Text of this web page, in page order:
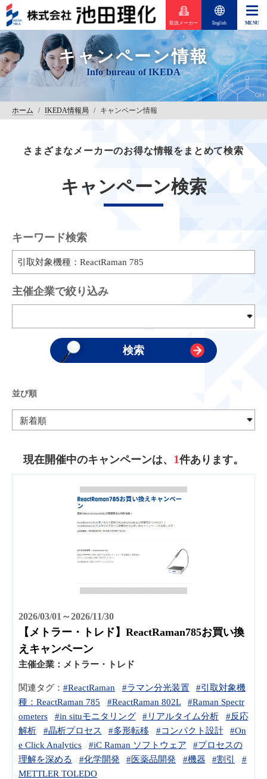
取扱メーカー English
キャンペーン情報
ホーム / IKEDA情報局 / キャンペーン情報
さまざまなメーカーのお得な情報をまとめて検索
キャンペーン検索
キーワード検索
主催企業で絞り込み
並び順
現在開催中のキャンペーンは、 1件あります。
2026/03/01～2026/11/30
【メトラー・トレド】ReactRaman785お買い換
えキャンペーン
主催企業： メトラー・トレド
関連タグ： #ReactRaman #ラマン分光装置
#引取対象機
種：ReactRaman 785
#ReactRaman 802L
#Raman Spectr
ometers
#in situモニタリング #リアルタイム分析
#反応
解析
#晶析プロセス #多形転移 #コンパクト設計
#On
e Click Analytics
#iC Raman ソフトウェア
#プロセスの
理解を深める
#化学開発 #医薬品開発 #機器 #割引
#
METTLER TOLEDO